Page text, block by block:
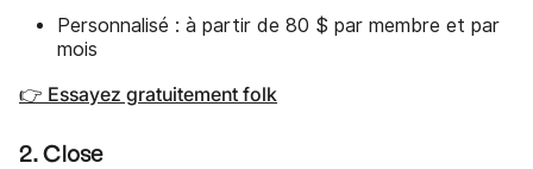
Personnalisé : à partir de 80 $ par membre et par
mois
👉 Essayez gratuitement folk
2. Close